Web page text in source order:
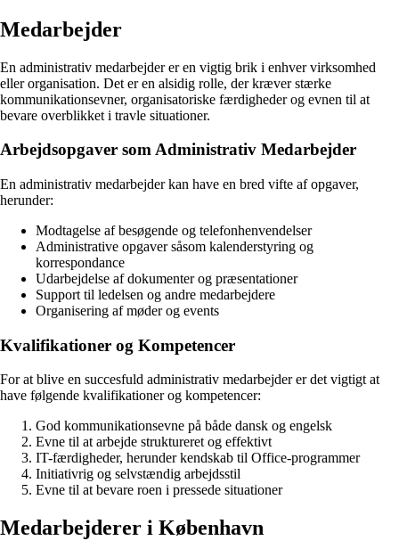
Medarbejder
En administrativ medarbejder er en vigtig brik i enhver virksomhed
eller organisation. Det er en alsidig rolle, der kræver stærke
kommunikationsevner, organisatoriske færdigheder og evnen til at
bevare overblikket i travle situationer.
Arbejdsopgaver som Administrativ Medarbejder
En administrativ medarbejder kan have en bred vifte af opgaver,
herunder:
Modtagelse af besøgende og telefonhenvendelser
Administrative opgaver såsom kalenderstyring og
korrespondance
Udarbejdelse af dokumenter og præsentationer
Support til ledelsen og andre medarbejdere
Organisering af møder og events
Kvalifikationer og Kompetencer
For at blive en succesfuld administrativ medarbejder er det vigtigt at
have følgende kvalifikationer og kompetencer:
God kommunikationsevne på både dansk og engelsk
Evne til at arbejde struktureret og effektivt
IT-færdigheder, herunder kendskab til Office-programmer
Initiativrig og selvstændig arbejdsstil
Evne til at bevare roen i pressede situationer
Medarbejderer i København